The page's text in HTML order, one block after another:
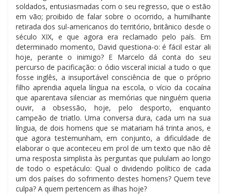
soldados, entusiasmadas com o seu regresso, que o estão
em vão; proibido de falar sobre o ocorrido, a humilhante
retirada dos sul-americanos do território, britânico desde o
século XIX, e que agora era reclamado pelo país. Em
determinado momento, David questiona-o: é fácil estar ali
hoje, perante o inimigo? E Marcelo dá conta do seu
percurso de pacificação: o ódio visceral inicial a tudo o que
fosse inglês, a insuportável consciência de que o próprio
filho aprendia aquela língua na escola, o vício da cocaína
que aparentava silenciar as memórias que ninguém queria
ouvir, a obsessão, hoje, pelo desporto, enquanto
campeão de triatlo. Uma conversa dura, cada um na sua
língua, de dois homens que se matariam há trinta anos, e
que agora testemunham, em conjunto, a dificuldade de
elaborar o que aconteceu em prol de um texto que não dê
uma resposta simplista às perguntas que pululam ao longo
de todo o espetáculo: Qual o dividendo político de cada
um dos países do sofrimento destes homens? Quem teve
culpa? A quem pertencem as ilhas hoje?